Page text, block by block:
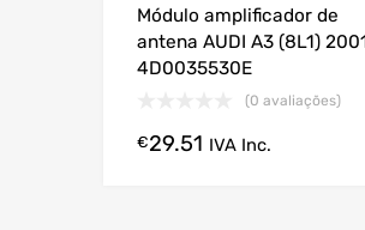
Módulo amplificador de
antena AUDI A3 (8L1)
4D0035530E
(0 avaliações)
€29.51 IVA Inc.